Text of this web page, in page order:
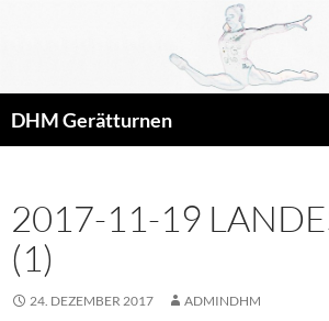
DHM Gerätturnen
2017-11-19
(1)
24. DEZEMBER 2017 ADMINDHM